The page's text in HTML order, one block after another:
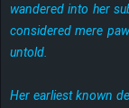
wandered into her
considered mere
untold.
Her earliest known